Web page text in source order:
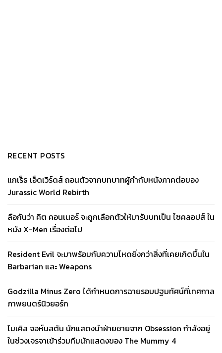
RECENT POSTS
แกเร็ธ เอ็ดเวิร์ดส์ ถอนตัวจากบทบาทผู้กำกับหนังภาคต่อของ
Jurassic World Rebirth
ลือกันว่า คิต คอนเนอร์ จะถูกเลือกตัวให้มารับบทเป็น ไซคลอปส์ ใน
หนัง X-Men เรื่องต่อไป
Resident Evil จะมาพร้อมกับความโหดยิ่งกว่าสิ่งที่เคยเกิดขึ้นใน
Barbarian และ Weapons
Godzilla Minus Zero ได้กำหนดการฉายรอบปฐมทัศน์ที่เทศกาล
ภาพยนตร์นิวยอร์ก
ไมเคิล จอห์นสตัน นักแสดงนำฝ่ายชายจาก Obsession กำลังอยู่
ในช่วงเจรจาเข้าร่วมทีมนักแสดงของ The Mummy 4